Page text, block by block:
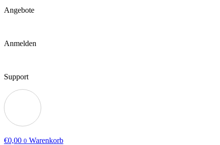
Angebote
Anmelden
Support
€0,00 0 Warenkorb